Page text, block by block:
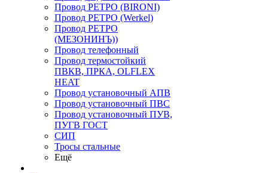
Провод РЕТРО (BIRONI)
Провод РЕТРО (Werkel)
Провод РЕТРО
(МЕЗОНИНЪ))
Провод телефонный
Провод термостойкий
ПВКВ, ПРКА, OLFLEX
HEAT
Провод установочный АПВ
Провод установочный ПВС
Провод установочный ПУВ,
ПУГВ ГОСТ
СИП
Тросы стальные
Ещё